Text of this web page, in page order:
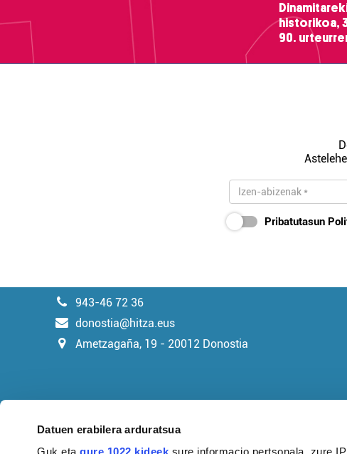
Datuen erabilera arduratsua
historikoa,
90.
Pribatutasun
943-46 72 36
donostia@hitza.eus
Ametzagaña, 19 - 20012 Donostia